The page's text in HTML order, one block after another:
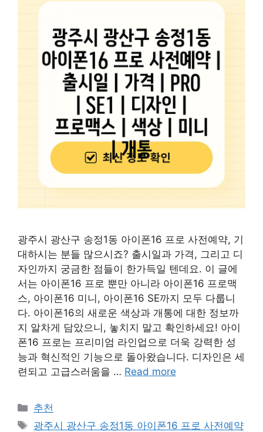
광주시 광산구 송정1동 아이폰16 프로 사전예약, 기
대하시는 분들 많으시죠? 출시일과 가격, 그리고 디
자인까지 궁금한 점들이 한가득일 텐데요. 이 글에
서는 아이폰16 프로 뿐만 아니라 아이폰16 프로맥
스, 아이폰16 미니, 아이폰16 SE까지 모두 다룹니
다. 아이폰16의 새로운 색상과 개통에 대한 정보까
지 알차게 담았으니, 놓치지 말고 확인하세요! 아이
폰16 프로는 프리미엄 라인업으로 더욱 강력한 성
능과 혁신적인 기능으로 돌아왔습니다. 디자인은 세
련되고 고급스러움을 … Read more
Categories
추천
Tags
광주시 광산구 송정1동 아이폰16 프로 사전예약